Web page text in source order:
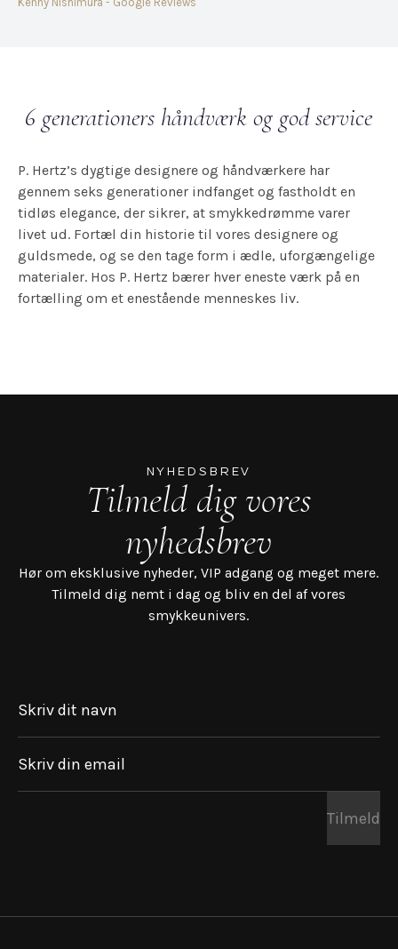
6 generationers håndværk og god service
P. Hertz’s dygtige designere og håndværkere har
gennem seks generationer indfanget og fastholdt en
tidløs elegance, der sikrer, at smykkedrømme varer
livet ud. Fortæl din historie til vores designere og
guldsmede, og se den tage form i ædle, uforgængelige
materialer. Hos P. Hertz bærer hver eneste værk på en
fortælling om et enestående menneskes liv.
NYHEDSBREV
Tilmeld dig vores
nyhedsbrev
Hør om eksklusive nyheder, VIP adgang og meget mere.
Tilmeld dig nemt i dag og bliv en del af vores
smykkeunivers.
Skriv dit navn
Skriv din email
Tilmeld